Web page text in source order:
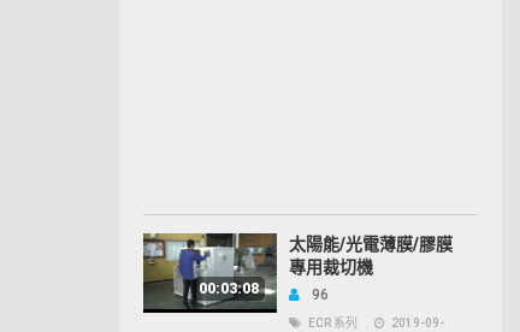
00:03:08
太陽能/光電薄膜/膠膜
專用裁切機
96
ECR 系列
2019-09-